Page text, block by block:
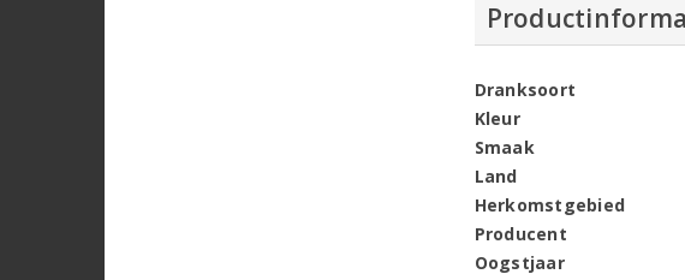
Dranksoort
Kleur
Smaak
Land
Herkomstgebied
Producent
Oogstjaar